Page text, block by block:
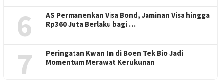
6
AS Permanenkan Visa Bond, Jaminan Visa hingga
Rp360 Juta Berlaku bagi …
7
Peringatan Kwan Im di Boen Tek Bio Jadi
Momentum Merawat Kerukunan